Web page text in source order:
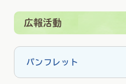
広報活動
パンフレット